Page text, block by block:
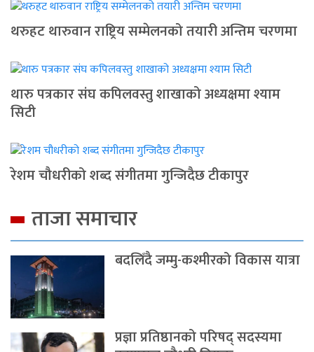
थरुहट थारुवान राष्ट्रिय सम्मेलनको तयारी अन्तिम चरणमा
थारु पत्रकार संघ कपिलवस्तु शाखाको अध्यक्षमा श्याम
सिटी
रेशम चौधरीको शब्द संगीतमा गुन्जिदैछ टीकापुर
ताजा समाचार
बदलिँदै जम्मु-कश्मीरको विकास यात्रा
प्रज्ञा प्रतिष्ठानको परिषद् सदस्यमा